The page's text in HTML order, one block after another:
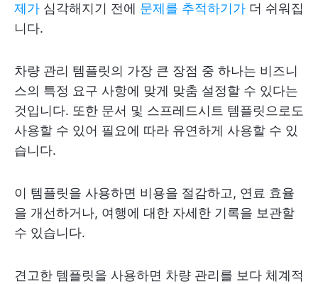
제가 심각해지기 전에 문제를 추적하기가 더 쉬워집
니다.
차량 관리 템플릿의 가장 큰 장점 중 하나는 비즈니
스의 특정 요구 사항에 맞게 맞춤 설정할 수 있다는
것입니다. 또한 문서 및 스프레드시트 템플릿으로도
사용할 수 있어 필요에 따라 유연하게 사용할 수 있
습니다.
이 템플릿을 사용하면 비용을 절감하고, 연료 효율
을 개선하거나, 여행에 대한 자세한 기록을 보관할
수 있습니다.
견고한 템플릿을 사용하면 차량 관리를 보다 체계적